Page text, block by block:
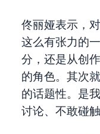
佟丽娅表示，
这么有张力的
分，还是从创
的角色。其次
的话题性。是
讨论、不敢碰